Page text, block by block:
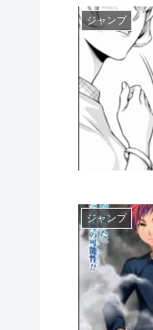
ジャンプ
ジャンプ